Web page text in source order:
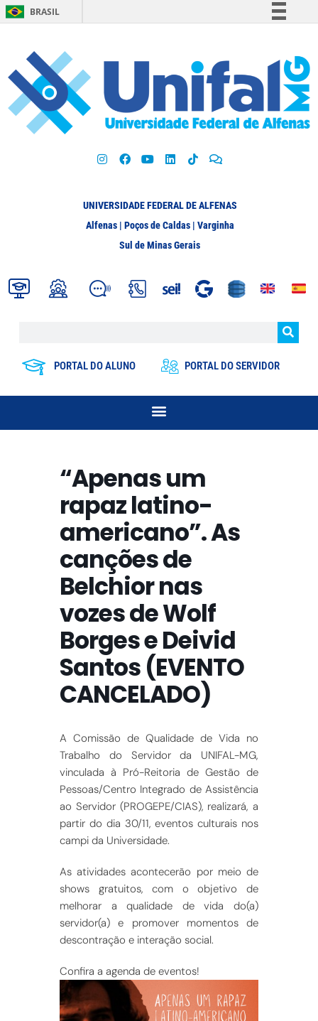
BRASIL
Participe
Acesso à informação
Legislação
UNIVERSIDADE FEDERAL DE ALFENAS
Alfenas | Poços de Caldas | Varginha
Sul de Minas Gerais
PORTAL DO ALUNO PORTAL DO SERVIDOR
“Apenas um
rapaz latino-
americano”. As
canções de
Belchior nas
vozes de Wolf
Borges e Deivid
Santos (EVENTO
CANCELADO)
A Comissão de Qualidade de Vida no
Trabalho do Servidor da UNIFAL-MG,
vinculada à Pró-Reitoria de Gestão de
Pessoas/Centro Integrado de Assistência
ao Servidor (PROGEPE/CIAS), realizará, a
partir do dia 30/11, eventos culturais nos
campi da Universidade.
As atividades acontecerão por meio de
shows gratuitos, com o objetivo de
melhorar a qualidade de vida do(a)
servidor(a) e promover momentos de
descontração e interação social.
Confira a agenda de eventos!